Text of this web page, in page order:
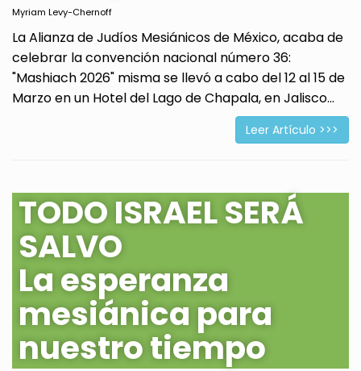
Myriam Levy-Chernoff
La Alianza de Judíos Mesiánicos de México, acaba de
celebrar la convención nacional número 36:
"Mashiach 2026" misma se llevó a cabo del 12 al 15 de
Marzo en un Hotel del Lago de Chapala, en Jalisco...
Leer Artículo >>>
TODO ISRAEL SERÁ
SALVO
La esperanza
mesiánica para
nuestro tiempo